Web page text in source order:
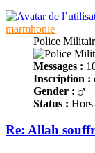
marmhonie
Police
Messages :
Inscription :
Gender :
Status :
Re: Allah